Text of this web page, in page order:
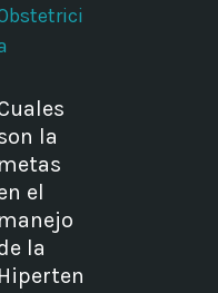
la
metas
el
manejo
la
Hiperten